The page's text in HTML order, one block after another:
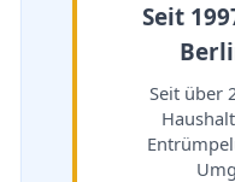
Seit
Seit über